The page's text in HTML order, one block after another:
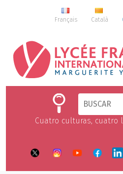
Français Català
Cuatro culturas, cuatro